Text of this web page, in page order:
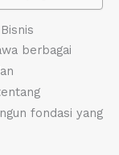
berbagai
fondasi yang